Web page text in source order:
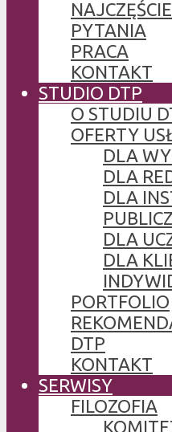
PYTANIA
PRACA
KONTAKT
STUDIO DTP
O STUDIU
OFERTY
DLA
DLA
DLA
DLA
DLA
PORTFOLIO
DTP
KONTAKT
SERWISY
FILOZOFIA